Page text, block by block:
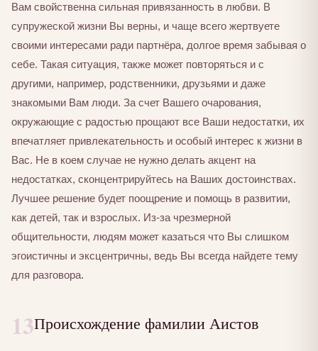
Вам свойственна сильная привязанность в любви. В
супружеской жизни Вы верны, и чаще всего жертвуете
своими интересами ради партнёра, долгое время забывая о
себе. Такая ситуация, также может повторяться и с
другими, например, родственники, друзьями и даже
знакомыми Вам люди. За счет Вашего очарования,
окружающие с радостью прощают все Ваши недостатки, их
впечатляет привлекательность и особый интерес к жизни в
Вас. Не в коем случае не нужно делать акцент на
недостатках, сконцентрируйтесь на Ваших достоинствах.
Лучшее решение будет поощрение и помощь в развитии,
как детей, так и взрослых. Из-за чрезмерной
общительности, людям может казаться что Вы слишком
эгоистичны и эксцентричны, ведь Вы всегда найдете тему
для разговора.
13Происхождение фамилии Аистов